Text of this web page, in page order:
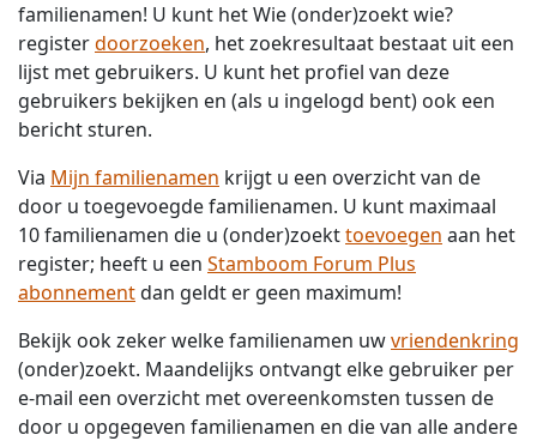
familienamen! U kunt het Wie (onder)zoekt wie?
registerdoorzoeken, het zoekresultaat bestaat uit een
lijst met gebruikers. U kunt het profiel van deze
gebruikers bekijken en (als u ingelogd bent) ook een
bericht sturen.
Via Mijn familienamen krijgt u een overzicht van de
door u toegevoegde familienamen. U kunt maximaal
10 familienamen die u (onder)zoekttoevoegen aan het
register; heeft u een Stamboom Forum Plus
abonnementdan geldt er geen maximum!
Bekijk ook zeker welke familienamen uwvriendenkring
(onder)zoekt. Maandelijks ontvangt elke gebruiker per
e-mail een overzicht met overeenkomsten tussen de
door u opgegeven familienamen en die van alle andere